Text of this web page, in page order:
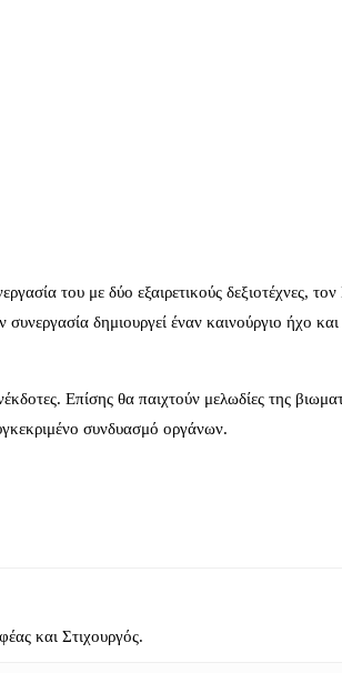
του με δύο εξαιρετικούς δεξιοτέχνες,
δημιουργεί έναν καινούργιο ήχο και
Επίσης θα παιχτούν μελωδίες της
συνδυασμό οργάνων.
και Στιχουργός.